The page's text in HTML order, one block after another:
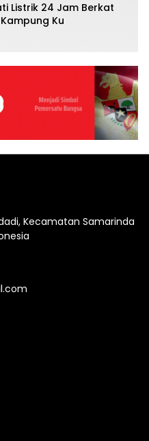
Listrik 24 Jam Berkat
Ku
Kecamatan Samarinda